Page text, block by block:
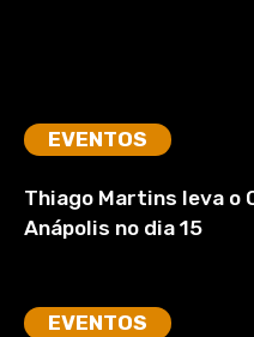
EVENTOS
Thiago Martins leva o
Anápolis no dia 15
EVENTOS